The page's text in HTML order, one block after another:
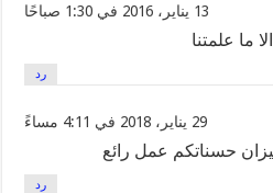
13 يناير، 2016 في 1:30 صباحًا
ما علمتنا
رد
29 يناير، 2018 في 4:11 مساءً
حسناتكم عمل رائع
رد